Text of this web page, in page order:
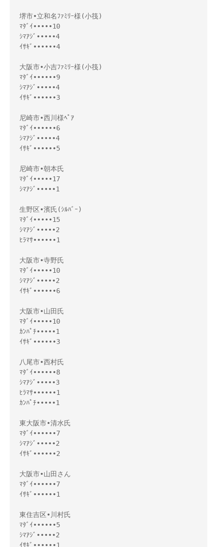
堺市•立和名ﾌｧﾐﾘｰ様(小筏)
ﾏﾀﾞｲ•••••10
ｼﾏｱｼﾞ•••••4
ｲｻｷﾞ••••••4
大阪市•小吉ﾌｧﾐﾘｰ様(小筏)
ﾏﾀﾞｲ••••••9
ｼﾏｱｼﾞ•••••4
ｲｻｷﾞ••••••3
尼崎市•西川様ﾍﾟｱ
ﾏﾀﾞｲ••••••6
ｼﾏｱｼﾞ•••••4
ｲｻｷﾞ••••••5
尼崎市•朝本氏
ﾏﾀﾞｲ•••••17
ｼﾏｱｼﾞ•••••1
生野区•濱氏(ｼﾙﾊﾞｰ)
ﾏﾀﾞｲ•••••15
ｼﾏｱｼﾞ•••••2
ﾋﾗﾏｻ••••••1
大阪市•寺野氏
ﾏﾀﾞｲ•••••10
ｼﾏｱｼﾞ•••••2
ｲｻｷﾞ••••••6
大阪市•山田氏
ﾏﾀﾞｲ•••••10
ｶﾝﾊﾟﾁ•••••1
ｲｻｷﾞ••••••3
八尾市•西村氏
ﾏﾀﾞｲ••••••8
ｼﾏｱｼﾞ•••••3
ﾋﾗﾏｻ••••••1
ｶﾝﾊﾟﾁ•••••1
東大阪市•清水氏
ﾏﾀﾞｲ••••••7
ｼﾏｱｼﾞ•••••2
ｲｻｷﾞ••••••2
大阪市•山田さん
ﾏﾀﾞｲ••••••7
ｲｻｷﾞ••••••1
東住吉区•川村氏
ﾏﾀﾞｲ••••••5
ｼﾏｱｼﾞ•••••2
ｲｻｷﾞ••••••1